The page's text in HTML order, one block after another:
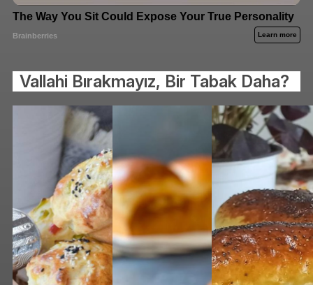
Vallahi Bırakmayız, Bir Tabak Daha?